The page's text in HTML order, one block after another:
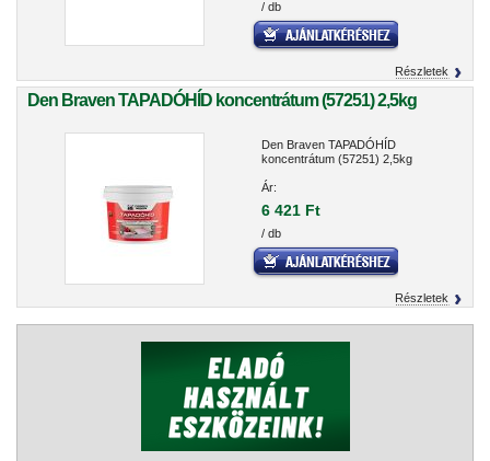
/ db
Részletek
Den Braven TAPADÓHÍD koncentrátum (57251) 2,5kg
Den Braven TAPADÓHÍD
koncentrátum (57251) 2,5kg
Ár:
6 421 Ft
/ db
Részletek